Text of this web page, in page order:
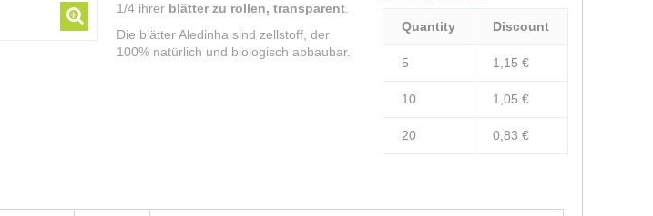
1/4 ihrer blätter zu rollen, transparent
Die blätter Aledinha sind zellstoff, der
100% natürlich und biologisch abbaubar.
Quantity Discount
5 1,15 €
10 1,05 €
20 0,83 €